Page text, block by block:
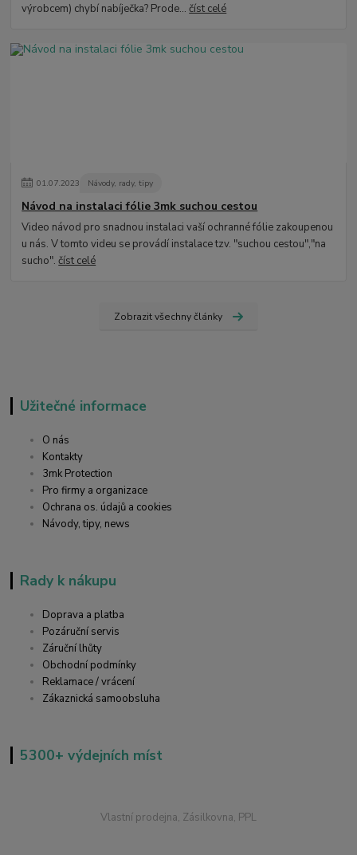
výrobcem) chybí nabíječka? Prode...číst celé
01.07.2023 Návody, rady, tipy
Návod na instalaci fólie 3mk suchou cestou
Video návod pro snadnou instalaci vaší ochranné fólie zakoupenou
u nás. V tomto videu se provádí instalace tzv. "suchou cestou","na
sucho".číst celé
Zobrazit všechny články
Užitečné informace
O nás
Kontakty
3mk Protection
Pro firmy a organizace
Ochrana os. údajů a cookies
Návody, tipy, news
Rady k nákupu
Doprava a platba
Pozáruční servis
Záruční lhůty
Obchodní podmínky
Reklamace / vrácení
Zákaznická samoobsluha
5300+ výdejních míst
Vlastní prodejna, Zásilkovna, PPL